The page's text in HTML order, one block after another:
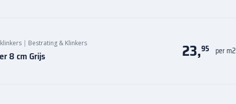
| Bestrating & Klinkers
8 cm Grijs 23,95 per m2